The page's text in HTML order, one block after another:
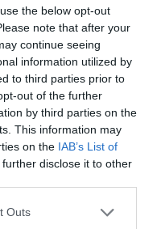
the below opt-out
note that after your
continue seeing
information utilized by
to third parties prior to
out of the further
by third parties on the
This information may
on the IAB’s List of
disclose it to other
Outs
παλιές
οικογενειακές
της αθωότητας που
φωνές και
άτακτους
τέλος των διακοπών
της ναυτιλίας να